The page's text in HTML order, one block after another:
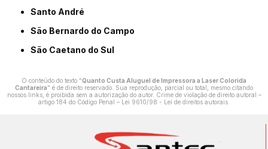
Santo André
São Bernardo do Campo
São Caetano do Sul
O conteúdo do texto "Quanto Custa Aluguel de Impressora a Laser Colorida
Cantareira" é de direito reservado. Sua reprodução, parcial ou total, mesmo citando
nossos links, é proibida sem a autorização do autor. Crime de violação de direito autoral –
artigo 184 do Código Penal – Lei 9610/98 - Lei de direitos autorais